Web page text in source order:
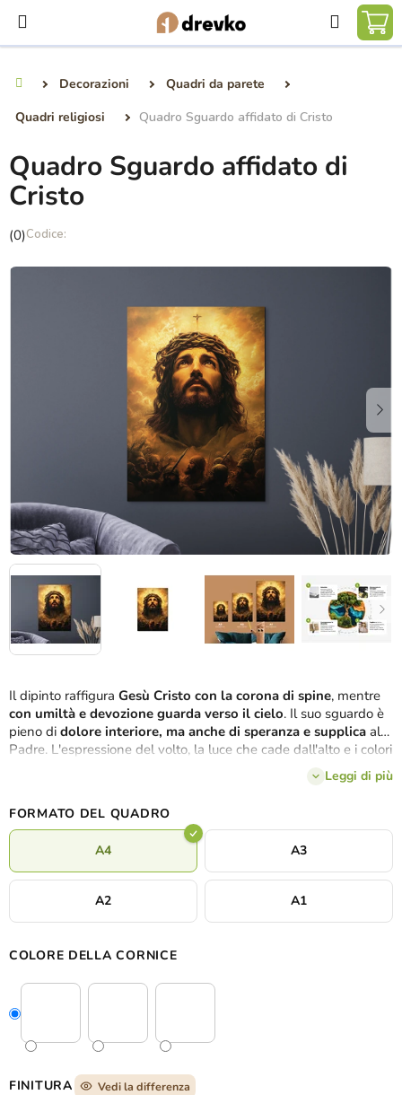
contenuto
Ricerca
Decorazioni
Quadri da parete
Quadri religiosi
Quadro Sguardo affidato di Cristo
Il dipinto raffigura Gesù Cristo con la corona di spine, mentre
con umiltà e devozione guarda verso il cielo. Il suo sguardo è
pieno di dolore interiore, ma anche di speranza e supplica al
Padre. L'espressione del volto, la luce che cade dall'alto e i colori
forza spirituale e l'intimo momento di
Leggi di più
FORMATO DEL QUADRO
A4 A3
A2 A1
COLORE DELLA CORNICE
FINITURA Vedi la differenza
Quadro Sguardo affidato di
Cristo
La
media
(0)